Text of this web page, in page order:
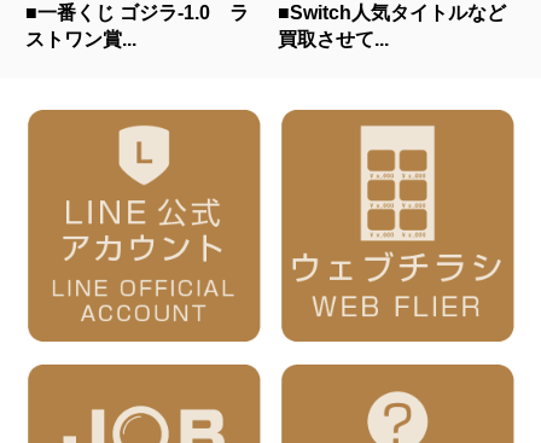
■一番くじ ゴジラ-1.0 ラ
ストワン賞...
■Switch人気タイトルなど
買取させて...